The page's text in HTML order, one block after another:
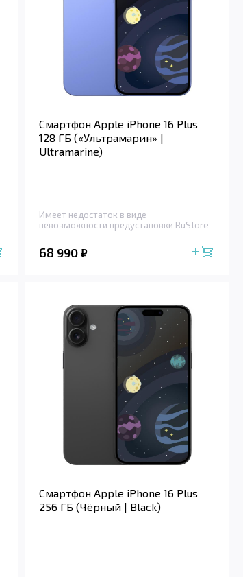
Смартфон Apple iPhone 16 Plus
128 ГБ («Ультрамарин» |
Ultramarine)
Имеет недостаток в виде
невозможности предустановки RuStore
68 990 ₽
Смартфон Apple iPhone 16 Plus
256 ГБ (Чёрный | Black)